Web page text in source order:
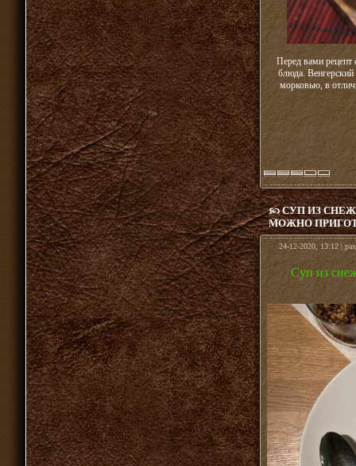
Перед вами рецепт
блюда. Венгерский
морковью, в
СУП ИЗ
МОЖНО
24-12-2020, 13:12 |
Суп из